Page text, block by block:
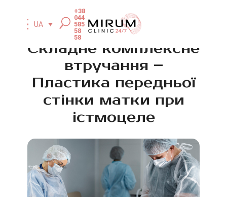
UA
+38
044
585
58
58
Складне комплексне
втручання –
Пластика передньої
стінки матки при
істмоцеле